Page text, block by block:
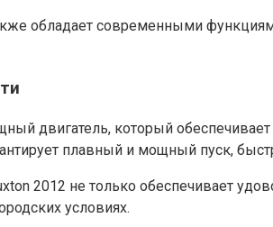
обладает современными
двигатель, который
плавный и мощный пуск,
2012 не только обеспечивает
условиях.